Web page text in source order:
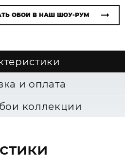
ОБОИ В НАШ ШОУ-РУМ
и оплата
коллекции